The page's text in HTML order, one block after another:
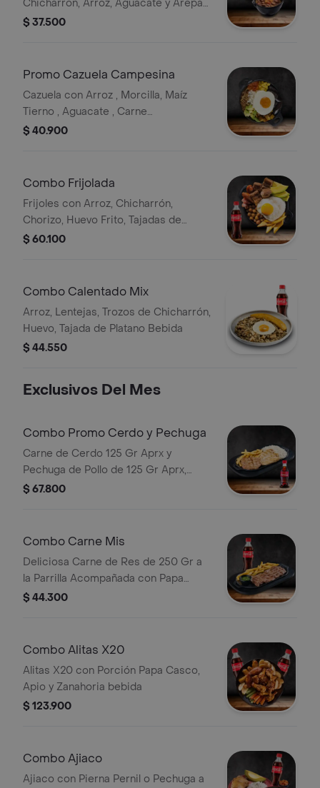
Chicharrón, Arroz, Aguacate y Arepa
de Pincho.
$ 37.500
Promo Cazuela Campesina
Cazuela con Arroz , Morcilla, Maíz
Tierno , Aguacate , Carne
Desmechada , Plátano Maduro y
$ 40.900
Combo Frijolada
Frijoles con Arroz, Chicharrón,
Chorizo, Huevo Frito, Tajadas de
Plátano y Aguacate Bebida
$ 60.100
Combo Calentado Mix
Arroz, Lentejas, Trozos de Chicharrón,
Huevo, Tajada de Platano Bebida
$ 44.550
Exclusivos Del Mes
Combo Promo Cerdo y Pechuga
Carne de Cerdo 125 Gr Aprx y
Pechuga de Pollo de 125 Gr Aprx,
Acompañadas de Papas Fritas y Una
$ 67.800
Combo Carne Mis
Deliciosa Carne de Res de 250 Gr a
la Parrilla Acompañada con Papa
Francesa Bebida
$ 44.300
Combo Alitas X20
Alitas X20 con Porción Papa Casco,
Apio y Zanahoria bebida
$ 123.900
Combo Ajiaco
Ajiaco con Pierna Pernil o Pechuga a